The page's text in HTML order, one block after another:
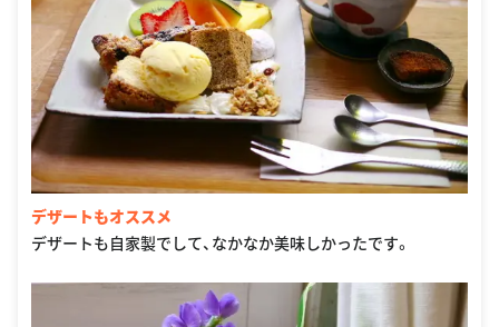
デザートもオススメ
デザートも自家製でして、なかなか美味しかったです。